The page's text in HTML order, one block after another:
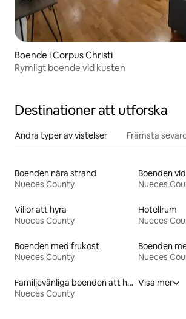
Boende i Corpus Christi
Rymligt boende vid kusten
Destinationer att utforska
Andra typer av vistelser Främsta
Boenden nära strand
Nueces County
Boenden
Nueces
Villor att hyra
Nueces County
Hotellrum
Nueces
Boenden med frukost
Nueces County
Boenden
Nueces
Familjevänliga boenden att hyra
Nueces County
Visa mer